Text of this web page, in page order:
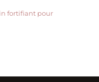
fortifiant pour